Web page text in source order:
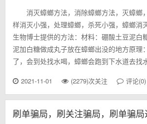
消灭蟑螂方法，消除蟑螂方法，灭蟑螂
样消灭小强，处理蟑螂，杀死小强，蟑螂消
生物博士提供的方法：材料：硼酸土豆泥白
泥加白糖做成丸子放在蟑螂出没的地方原理
了，会到处找水喝，蟑螂会跑到下水道去找
2021-11-01 (2279)次关注 评论(0)